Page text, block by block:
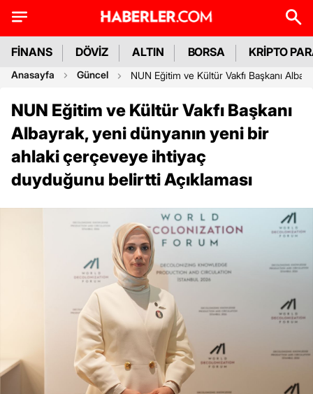
FİNANS DÖVİZ ALTIN BORSA KRİPTO
Anasayfa Güncel NUN Eğitim ve Kültür Vakfı Başkanı
NUN Eğitim ve Kültür Vakfı Başkanı
Albayrak, yeni dünyanın yeni bir
ahlaki çerçeveye ihtiyaç
duyduğunu belirtti Açıklaması